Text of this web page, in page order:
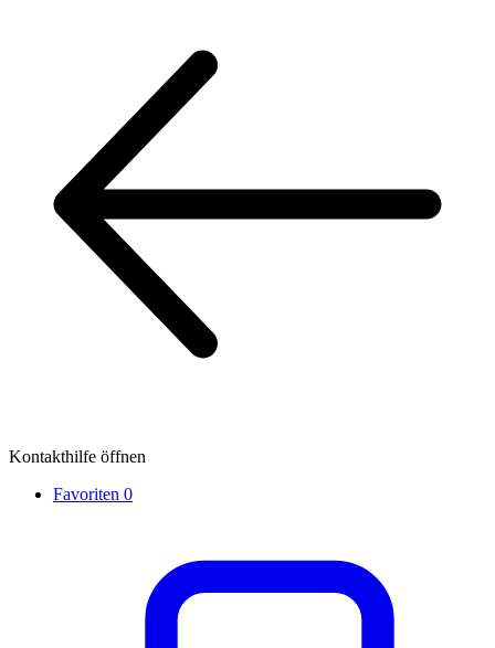
Kontakthilfe öffnen
Favoriten 0